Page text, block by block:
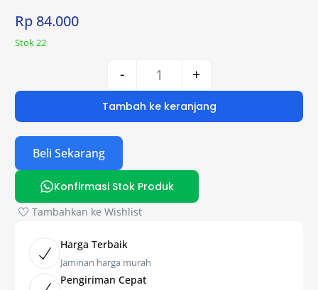
Rp 84.000
Stok 22
- +
Tambah ke keranjang
Beli Sekarang
Konfirmasi Stok Produk
Tambahkan ke Wishlist
Harga Terbaik
Jaminan harga murah
Pengiriman Cepat